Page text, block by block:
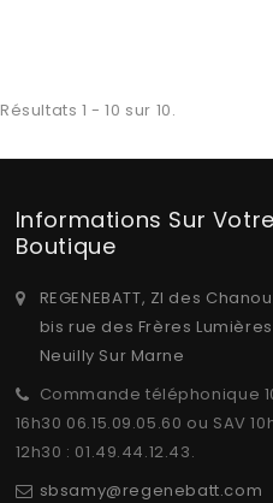
Résultats 1 - 10 sur 10.
Informations Sur Votre
Boutique
REGENEBATT, ZI des
bis rue des Frères
Neuilly Sur Marne
Commande téléphonique
16h30 06.15.09.05.60 ou SAV
12h30 : 01.49.44.12.43.
sbsamy@regenebatt.com